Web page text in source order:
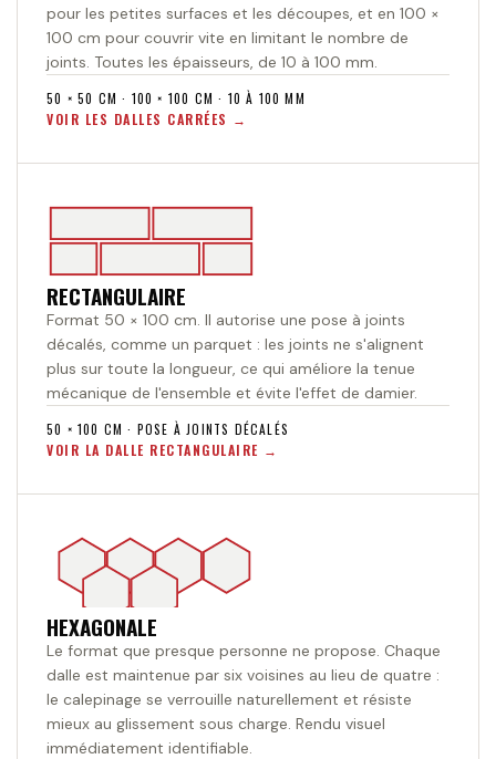
pour les petites surfaces et les découpes, et en 100 ×
100 cm pour couvrir vite en limitant le nombre de
joints. Toutes les épaisseurs, de 10 à 100 mm.
50 × 50 CM · 100 × 100 CM · 10 À 100 MM
VOIR LES DALLES CARRÉES
RECTANGULAIRE
Format 50 × 100 cm. Il autorise une pose à joints
décalés, comme un parquet : les joints ne s'alignent
plus sur toute la longueur, ce qui améliore la tenue
mécanique de l'ensemble et évite l'effet de damier.
50 × 100 CM · POSE À JOINTS DÉCALÉS
VOIR LA DALLE RECTANGULAIRE
HEXAGONALE
Le format que presque personne ne propose. Chaque
dalle est maintenue par six voisines au lieu de quatre :
le calepinage se verrouille naturellement et résiste
mieux au glissement sous charge. Rendu visuel
immédiatement identifiable.